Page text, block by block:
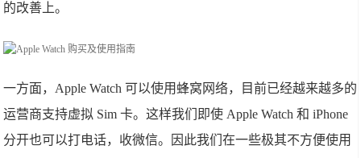
的改善上。
一方面，Apple Watch 可以使用蜂窝网络，目前已经越来越多的
运营商支持虚拟 Sim 卡。这样我们即使 Apple Watch 和 iPhone
分开也可以打电话，收微信。因此我们在一些极其不方便使用